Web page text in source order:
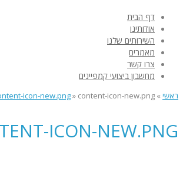
דף הבית
אודותינו
השירותים שלנו
מאמרים
צרו קשר
מחשבון ביצועי קמפיינים
ראשי »
icon-new.png» content-icon-new.png
ICON-NEW.PNG